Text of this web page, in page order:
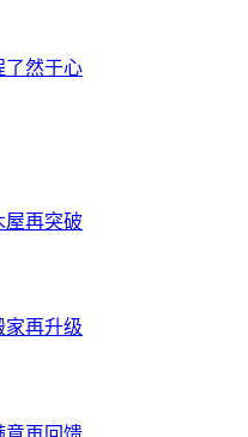
了然于心
屋再突破
家再升级